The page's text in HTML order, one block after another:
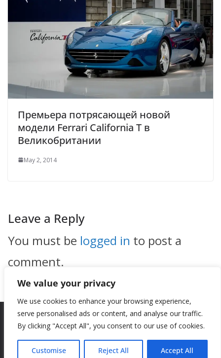
We value your privacy
We use cookies to enhance your browsing experience,
serve personalised ads or content, and analyse our traffic.
By clicking "Accept All", you consent to our use of cookies.
Customise Reject All Accept All
Премьера потрясающей новой
модели Ferrari California Т в
Великобритании
May 2, 2014
Leave a Reply
You must be logged in to post a
comment.
Theme:ColorMag by ThemeGrill. Powered byWordPress